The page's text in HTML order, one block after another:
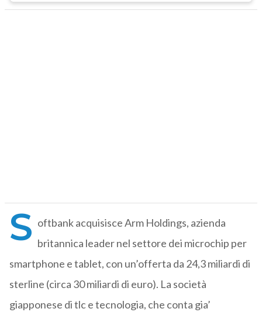
S oftbank acquisisce Arm Holdings, azienda
britannica leader nel settore dei microchip per
smartphone e tablet, con un’offerta da 24,3 miliardi di
sterline (circa 30 miliardi di euro). La società
giapponese di tlc e tecnologia, che conta gia’